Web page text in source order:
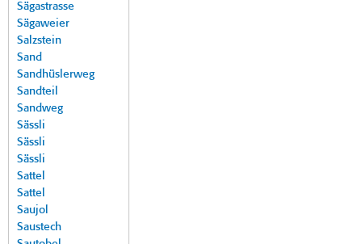
Sägastrasse
Sägaweier
Salzstein
Sand
Sandhüslerweg
Sandteil
Sandweg
Sässli
Sässli
Sässli
Sattel
Sattel
Saujol
Saustech